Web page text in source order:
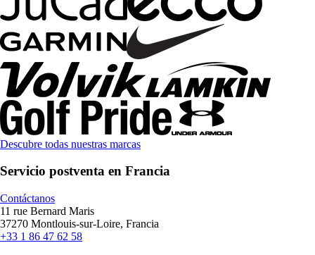
Descubre todas nuestras marcas
Servicio postventa en Francia
Contáctanos
11 rue Bernard Maris
37270 Montlouis-sur-Loire, Francia
+33 1 86 47 62 58